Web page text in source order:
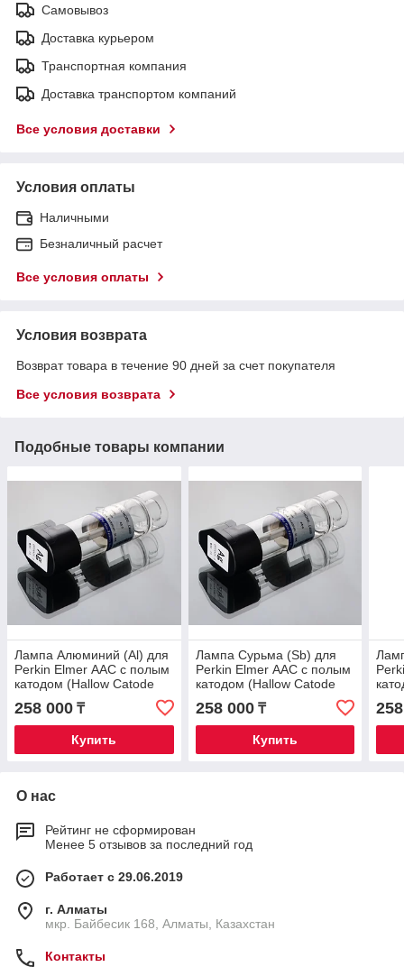
Самовывоз
Доставка курьером
Транспортная компания
Доставка транспортом компаний
Все условия доставки
Условия оплаты
Наличными
Безналичный расчет
Все условия оплаты
Условия возврата
Возврат товара в течение 90 дней за счет покупателя
Все условия возврата
Подобные товары компании
Лампа Алюминий (Al) для
Perkin Elmer ААС с полым
катодом (Hallow Catode
258 000 ₸
Купить
Лампа Сурьма (Sb) для
Perkin Elmer ААС с полым
катодом (Hallow Catode
258 000₸
Купить
О нас
Рейтинг не сформирован
Менее 5 отзывов за последний год
Работает с 29.06.2019
г. Алматы
мкр. Байбесик 168, Алматы, Казахстан
Контакты